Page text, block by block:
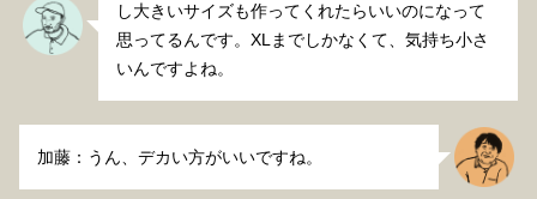
し大きいサイズも作ってくれたらいいのになって
思ってるんです。XLまでしかなくて、気持ち小さ
いんですよね。
加藤：うん、デカい方がいいですね。